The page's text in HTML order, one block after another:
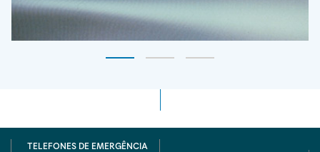
TELEFONES DE EMERGÊNCIA